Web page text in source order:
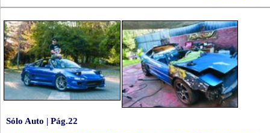
Sólo Auto | Pág.22